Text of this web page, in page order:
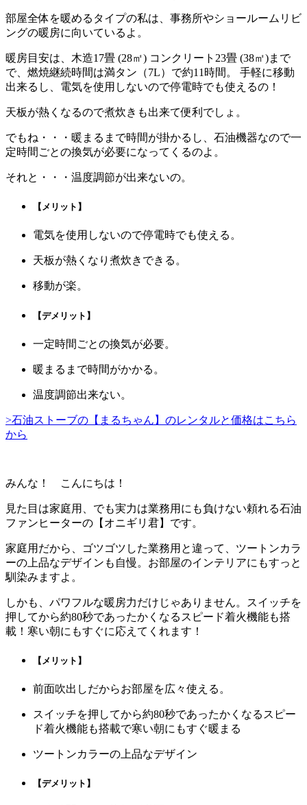
部屋全体を暖めるタイプの私は、事務所やショールームリビ
ングの暖房に向いているよ。
暖房目安は、木造17畳 (28㎡) コンクリート23畳 (38㎡)まで
で、燃焼継続時間は満タン（7L）で約11時間。 手軽に移動
出来るし、電気を使用しないので停電時でも使えるの！
天板が熱くなるので煮炊きも出来て便利でしょ。
でもね・・・暖まるまで時間が掛かるし、石油機器なので一
定時間ごとの換気が必要になってくるのよ。
それと・・・温度調節が出来ないの。
【メリット】
電気を使用しないので停電時でも使える。
天板が熱くなり煮炊きできる。
移動が楽。
【デメリット】
一定時間ごとの換気が必要。
暖まるまで時間がかかる。
温度調節出来ない。
>石油ストーブの【まるちゃん】のレンタルと価格はこちら
から
みんな！ こんにちは！
見た目は家庭用、でも実力は業務用にも負けない頼れる石油
ファンヒーターの 【オニギリ君】 です。
家庭用だから、ゴツゴツした業務用と違って、ツートンカラ
ーの上品なデザインも自慢。お部屋のインテリアにもすっと
馴染みますよ。
しかも、パワフルな暖房力だけじゃありません。スイッチを
押してから約80秒であったかくなるスピード着火機能も搭
載！寒い朝にもすぐに応えてくれます！
【メリット】
前面吹出しだからお部屋を広々使える。
スイッチを押してから約80秒であったかくなるスピー
ド着火機能も搭載で寒い朝にもすぐ暖まる
ツートンカラーの上品なデザイン
【デメリット】